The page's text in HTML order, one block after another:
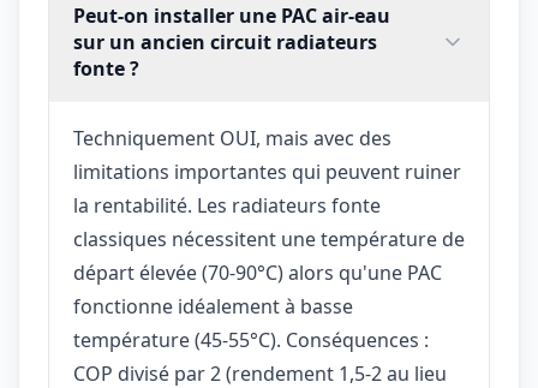
Peut-on installer une PAC air-eau
sur un ancien circuit radiateurs
fonte ?
Techniquement OUI, mais avec des
limitations importantes qui peuvent ruiner
la rentabilité. Les radiateurs fonte
classiques nécessitent une température de
départ élevée (70-90°C) alors qu'une PAC
fonctionne idéalement à basse
température (45-55°C). Conséquences :
COP divisé par 2 (rendement 1,5-2 au lieu